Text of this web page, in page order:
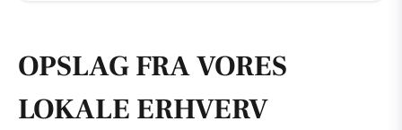
OPSLAG FRA VORES
LOKALE ERHVERV